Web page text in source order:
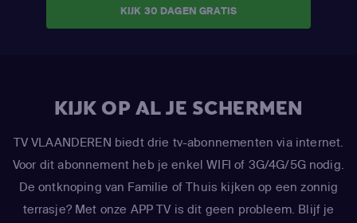
KIJK 30 DAGEN GRATIS
KIJK OP AL JE SCHERMEN
TV VLAANDEREN biedt drie tv-abonnementen via internet.
Voor dit abonnement heb je enkel WIFI of 3G/4G/5G nodig.
De ontknoping van Familie of Thuis kijken op een zonnig
terrasje? Met onze APP TV is dit geen probleem. Blijf je